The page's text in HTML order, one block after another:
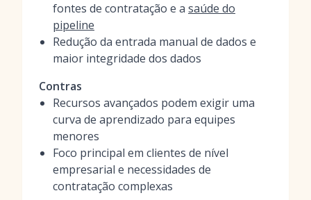
fontes de contratação e a saúde do
pipeline
Redução da entrada manual de dados e
maior integridade dos dados
Contras
Recursos avançados podem exigir uma
curva de aprendizado para equipes
menores
Foco principal em clientes de nível
empresarial e necessidades de
contratação complexas